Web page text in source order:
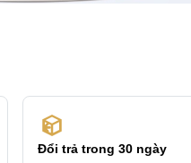
Đổi trả trong 30 ngày